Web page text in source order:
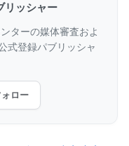
リッシャー
ターの媒体審査およ
式登録パブリッシャ
ロー